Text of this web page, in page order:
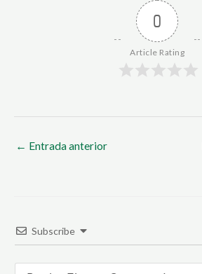
0
Article Rating
← Entrada anterior
Subscribe